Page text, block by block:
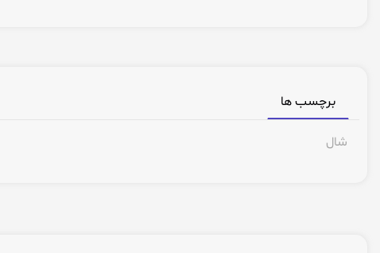
برچسب ها
شال